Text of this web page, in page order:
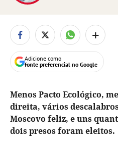
+
Adicione como
fonte preferencial no Google
Menos Pacto Ecológico,
direita, vários
Moscovo feliz, e uns
dois presos foram eleitos.